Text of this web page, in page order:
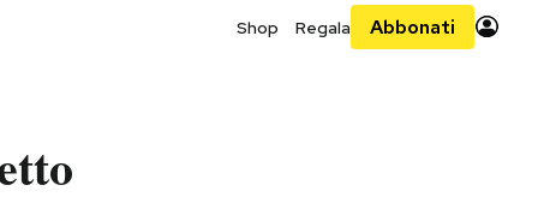
Shop Regala Abbonati